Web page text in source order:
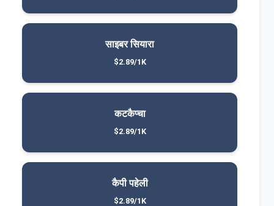
साइबर सियारा
$2.89/1K
कटकैप्चा
$2.89/1K
कैपी पहेली
$2.89/1K